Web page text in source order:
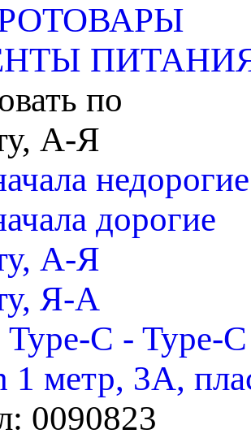
по
А-Я
недорогие
дорогие
А-Я
Я-А
Type-C -
1 метр, 3А,
0090823